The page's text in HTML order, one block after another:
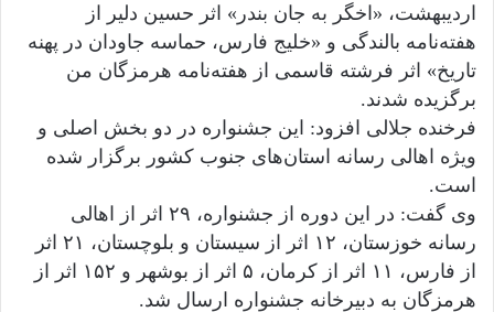
اردیبهشت، «اخگر به جان بندر» اثر حسین دلیر از
هفته‌نامه بالندگی و «خلیج فارس، حماسه جاودان در پهنه
تاریخ» اثر فرشته قاسمی از هفته‌نامه هرمزگان من
برگزیده شدند.
فرخنده جلالی افزود: این جشنواره در دو بخش اصلی و
ویژه اهالی رسانه استان‌های جنوب کشور برگزار شده
است.
وی گفت: در این دوره از جشنواره، ۲۹ اثر از اهالی
رسانه خوزستان، ۱۲ اثر از سیستان و بلوچستان، ۲۱ اثر
از فارس، ۱۱ اثر از کرمان، ۵ اثر از بوشهر و ۱۵۲ اثر از
هرمزگان به دبیرخانه جشنواره ارسال شد.